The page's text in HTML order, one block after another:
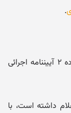
.
موضوع شکایت و خواسته: ابطال تبصره ۲ ماده ۲ آیین‎نامه اجرائی
داشته است، با